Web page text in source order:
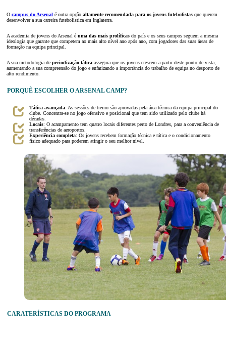
O campus do Arsenal é outra opção altamente recomendada para os jovens futebolistas que querem
desenvolver a sua carreira futebolística em Inglaterra.
A academia de jovens do Arsenal é uma das mais prolíficas do país e os seus campos seguem a mesma
ideologia que garante que competem ao mais alto nível ano após ano, com jogadores das suas áreas de
formação na equipa principal.
A sua metodologia de periodização tática assegura que os jovens crescem a partir deste ponto de vista,
aumentando a sua compreensão do jogo e enfatizando a importância do trabalho de equipa no desporto de
alto rendimento.
PORQUÊ ESCOLHER O ARSENAL CAMP?
Tática avançada: As sessões de treino são aprovadas pela área técnica da equipa principal do
clube. Concentra-se no jogo ofensivo e posicional que tem sido utilizado pelo clube há
décadas.
Locais: O acampamento tem quatro locais diferentes perto de Londres, para a conveniência de
transferências de aeroportos.
Experiência completa: Os jovens recebem formação técnica e tática e o condicionamento
físico adequado para poderem atingir o seu melhor nível.
CARATERÍSTICAS DO PROGRAMA